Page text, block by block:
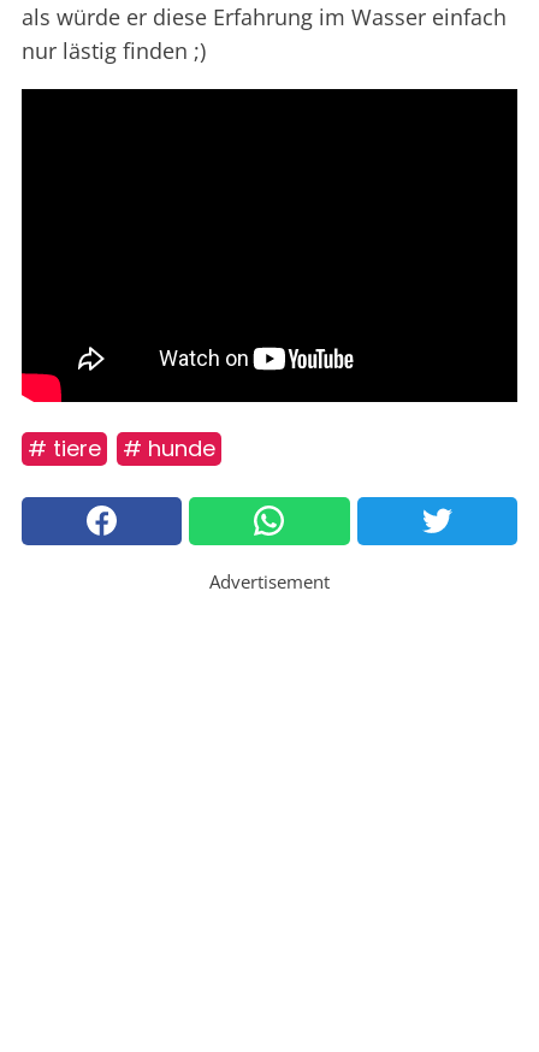
als würde er diese Erfahrung im Wasser einfach
nur lästig finden ;)
# tiere # hunde
Advertisement